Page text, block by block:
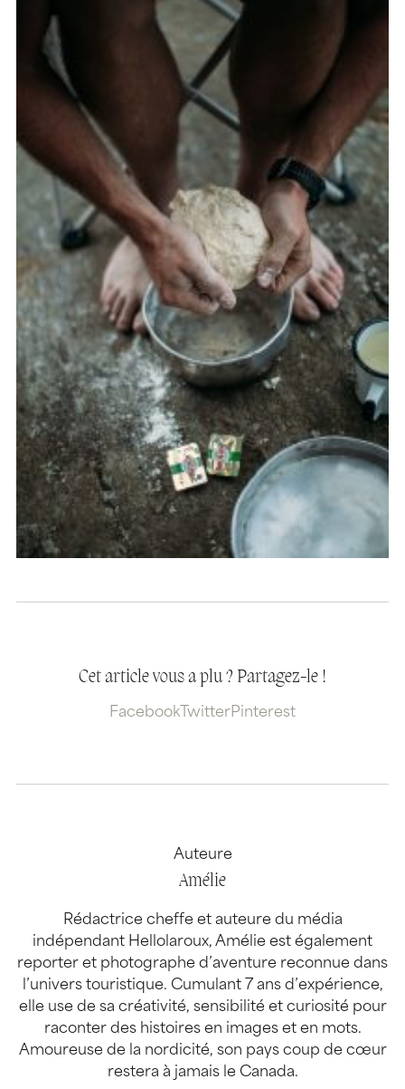
Cet article vous a plu ? Partagez-le !
Facebook TwitterPinterest
Auteure
Amélie
Rédactrice cheffe et auteure du média
indépendant Hellolaroux, Amélie est également
reporter et photographe d’aventure reconnue dans
l’univers touristique. Cumulant 7 ans d’expérience,
elle use de sa créativité, sensibilité et curiosité pour
raconter des histoires en images et en mots.
Amoureuse de la nordicité, son pays coup de cœur
restera à jamais le Canada.